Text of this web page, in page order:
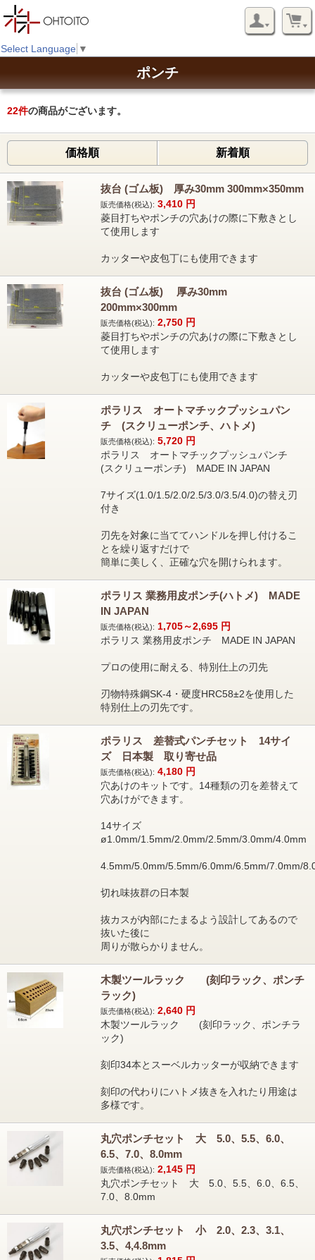
Select Language ▼
ポンチ
22件の商品がございます。
価格順 新着順
抜台 (ゴム板) 厚み30mm 300mm×350mm
販売価格(税込): 3,410 円
菱目打ちやポンチの穴あけの際に下敷きとし
て使用します
カッターや皮包丁にも使用できます
抜台 (ゴム板) 厚み30mm
200mm×300mm
販売価格(税込): 2,750 円
菱目打ちやポンチの穴あけの際に下敷きとし
て使用します
カッターや皮包丁にも使用できます
ポラリス オートマチックプッシュパン
チ (スクリューポンチ、ハトメ)
販売価格(税込): 5,720 円
ポラリス オートマチックプッシュパンチ
(スクリューポンチ) MADE IN JAPAN
7サイズ(1.0/1.5/2.0/2.5/3.0/3.5/4.0)の替え刃
付き
刃先を対象に当ててハンドルを押し付けるこ
とを繰り返すだけで
簡単に美しく、正確な穴を開けられます。
ポラリス 業務用皮ポンチ(ハトメ) MADE
IN JAPAN
販売価格(税込): 1,705～2,695 円
ポラリス 業務用皮ポンチ MADE IN JAPAN
プロの使用に耐える、特別仕上の刃先
刃物特殊鋼SK-4・硬度HRC58±2を使用した
特別仕上の刃先です。
ポラリス 差替式パンチセット 14サイ
ズ 日本製 取り寄せ品
販売価格(税込): 4,180 円
穴あけのキットです。14種類の刃を差替えて
穴あけができます。
14サイズ
ø1.0mm/1.5mm/2.0mm/2.5mm/3.0mm/4.0mm
4.5mm/5.0mm/5.5mm/6.0mm/6.5mm/7.0mm/
切れ味抜群の日本製
抜カスが内部にたまるよう設計してあるので
抜いた後に
周りが散らかりません。
木製ツールラック (刻印ラック、ポンチ
ラック)
販売価格(税込): 2,640 円
木製ツールラック (刻印ラック、ポンチラ
ック)
刻印34本とスーベルカッターが収納できます
刻印の代わりにハトメ抜きを入れたり用途は
多様です。
丸穴ポンチセット 大 5.0、5.5、6.0、
6.5、7.0、8.0mm
販売価格(税込): 2,145 円
丸穴ポンチセット 大 5.0、5.5、6.0、6.5、
7.0、8.0mm
丸穴ポンチセット 小 2.0、2.3、3.1、
3.5、4,4.8mm